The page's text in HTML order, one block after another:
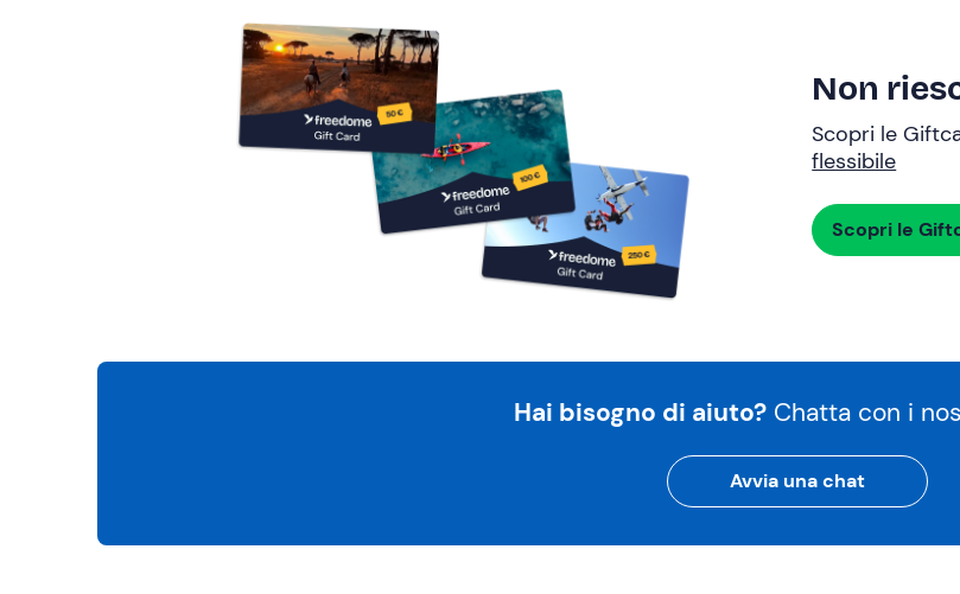
Non
Scopri le
flessibile
Scopri le
Hai bisogno di aiuto? Chatta con i
Avvia una chat